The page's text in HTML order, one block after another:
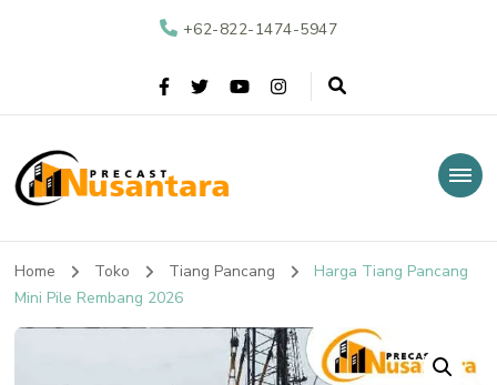
+62-822-1474-5947
Nusantara Precast
Home Toko Tiang Pancang
Harga Tiang Pancang
Mini Pile Rembang 2026